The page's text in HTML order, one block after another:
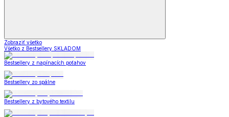
Zobraziť všetko
Všetko z Bestsellery SKLADOM
Bestsellery z napínacích poťahov
Bestsellery zo spálne
Bestsellery z bytového textilu